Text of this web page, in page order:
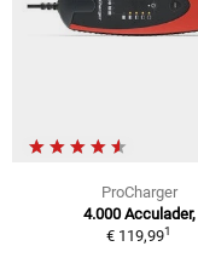
ProCharger
4.000 Acculader,
€ 119,991